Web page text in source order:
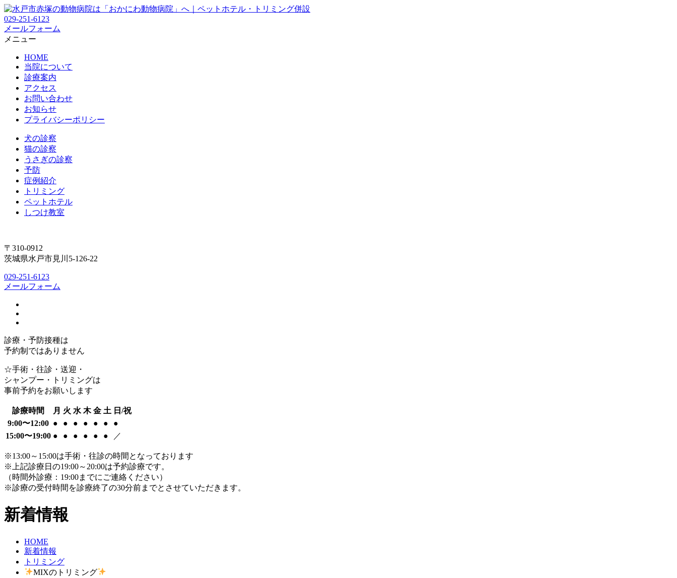
029-251-6123
メールフォーム
メニュー
HOME
当院について
診療案内
アクセス
お問い合わせ
お知らせ
プライバシーポリシー
犬の診察
猫の診察
うさぎの診察
予防
症例紹介
トリミング
ペットホテル
しつけ教室
〒310-0912
茨城県水戸市見川5-126-22
029-251-6123
メールフォーム
診療・予防接種は
予約制ではありません
☆手術・往診・送迎・
シャンプー・トリミングは
事前予約をお願いします
診療時間 月 火 水 木 金 土 日/祝
9:00〜12:00 ● ● ● ● ● ●
●
15:00〜19:00 ● ● ● ● ● ● ／
※13:00～15:00は手術・往診の時間となっております
※上記診療日の19:00～20:00は予約診療です。
（時間外診療：19:00までにご連絡ください）
※診療の受付時間を診療終了の30分前までとさせていただきます。
新着情報
HOME
新着情報
トリミング
MIXのトリミング